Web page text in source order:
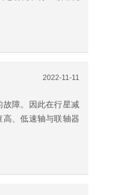
2022-11-11
故障。因此在行星减
、低速轴与联轴器